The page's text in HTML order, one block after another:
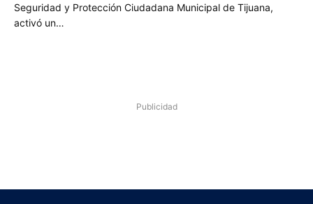
Seguridad y Protección Ciudadana Municipal de Tijuana,
activó un…
Publicidad